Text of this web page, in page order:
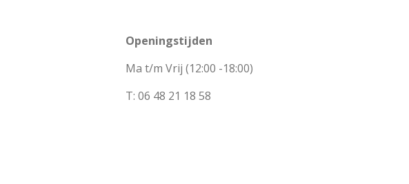
Openingstijden
Ma t/m Vrij (12:00 -18:00)
T: 06 48 21 18 58